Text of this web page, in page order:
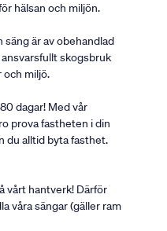
hälsan och miljön.
säng är av obehandlad
skogsbruk
och miljö.
dagar! Med vår
prova fastheten i din
du alltid byta fasthet.
vårt hantverk! Därför
våra sängar (gäller ram